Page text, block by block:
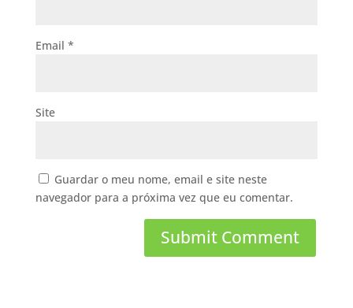
Email *
Site
Guardar o meu nome, email e site neste
navegador para a próxima vez que eu comentar.